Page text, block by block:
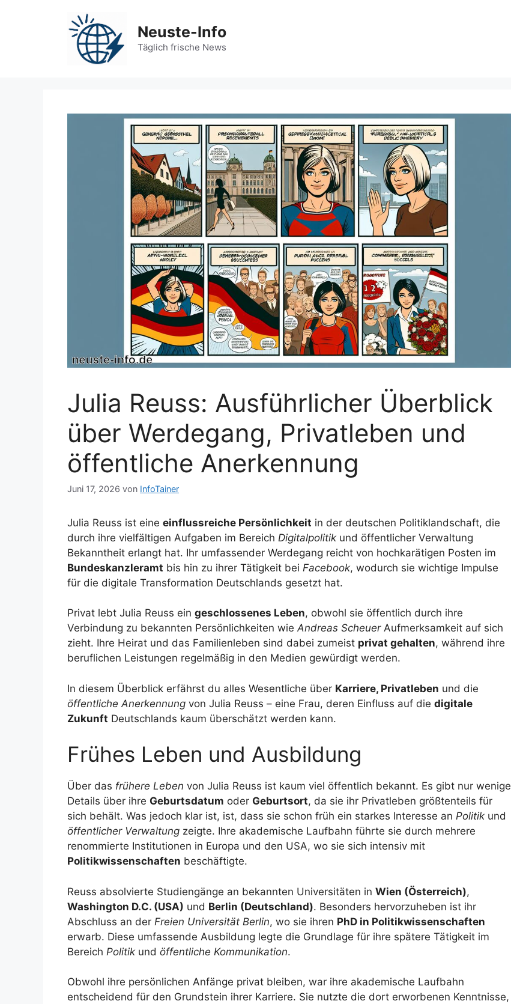
Neuste-Info
Täglich frische News
Julia Reuss: Ausführlicher Überblick
über Werdegang, Privatleben und
öffentliche Anerkennung
Juni 17, 2026 von InfoTainer
Julia Reuss ist eine einflussreiche Persönlichkeit in der deutschen Politiklandschaft, die
durch ihre vielfältigen Aufgaben im Bereich Digitalpolitik und öffentlicher Verwaltung
Bekanntheit erlangt hat. Ihr umfassender Werdegang reicht von hochkarätigen Posten im
Bundeskanzleramt bis hin zu ihrer Tätigkeit bei Facebook, wodurch sie wichtige Impulse
für die digitale Transformation Deutschlands gesetzt hat.
Privat lebt Julia Reuss ein geschlossenes Leben, obwohl sie öffentlich durch ihre
Verbindung zu bekannten Persönlichkeiten wieAndreas ScheuerAufmerksamkeit auf sich
zieht. Ihre Heirat und das Familienleben sind dabei zumeist privat gehalten, während ihre
beruflichen Leistungen regelmäßig in den Medien gewürdigt werden.
In diesem Überblick erfährst du alles Wesentliche über Karriere, Privatleben und die
öffentliche Anerkennung von Julia Reuss – eine Frau, deren Einfluss auf die digitale
Zukunft Deutschlands kaum überschätzt werden kann.
Frühes Leben und Ausbildung
Über das frühere Leben von Julia Reuss ist kaum viel öffentlich bekannt. Es gibt nur wenige
Details über ihre Geburtsdatum oder Geburtsort, da sie ihr Privatleben größtenteils für
sich behält. Was jedoch klar ist, ist, dass sie schon früh ein starkes Interesse an Politik und
öffentlicher Verwaltung zeigte. Ihre akademische Laufbahn führte sie durch mehrere
renommierte Institutionen in Europa und den USA, wo sie sich intensiv mit
Politikwissenschaften beschäftigte.
Reuss absolvierte Studiengänge an bekannten Universitäten in Wien (Österreich),
Washington D.C. (USA) und Berlin (Deutschland). Besonders hervorzuheben ist ihr
Abschluss an der Freien Universität Berlin, wo sie ihren PhD in Politikwissenschaften
erwarb. Diese umfassende Ausbildung legte die Grundlage für ihre spätere Tätigkeit im
Bereich Politik und öffentliche Kommunikation.
Obwohl ihre persönlichen Anfänge privat bleiben, war ihre akademische Laufbahn
entscheidend für den Grundstein ihrer Karriere. Sie nutzte die dort erworbenen Kenntnisse,